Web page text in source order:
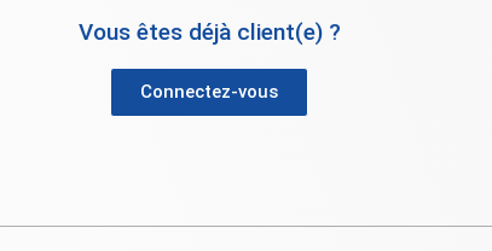
Vous êtes déjà client(e) ?
Connectez-vous